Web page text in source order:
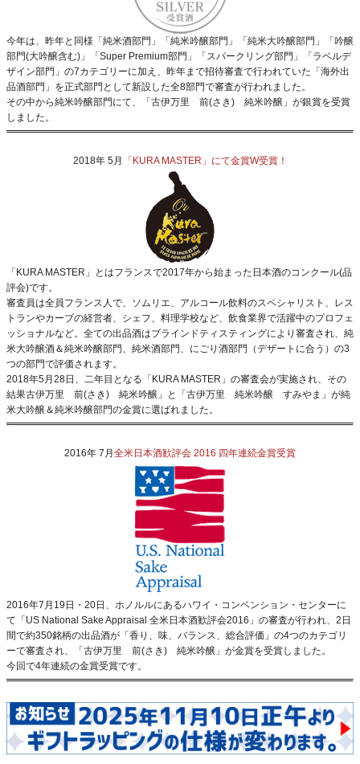
今年は、昨年と同様「純米酒部門」「純米吟醸部門」「純米大吟醸部門」「吟醸
部門(大吟醸含む)」「Super Premium部門」「スパークリング部門」「ラベルデ
ザイン部門」の7カテゴリーに加え、昨年まで招待審査で行われていた「海外出
品酒部門」を正式部門として新設した全8部門で審査が行われました。
その中から純米吟醸部門にて、「古伊万里 前(さき) 純米吟醸」が銀賞を受賞
しました。
2018年 5月 「KURA MASTER」にて金賞W受賞！
「KURA MASTER」とはフランスで2017年から始まった日本酒のコンクール(品
評会)です。
審査員は全員フランス人で、ソムリエ、アルコール飲料のスペシャリスト、レス
トランやカーブの経営者、シェフ、料理学校など、飲食業界で活躍中のプロフェ
ッショナルなど。全ての出品酒はブラインドティスティングにより審査され、純
米大吟醸酒＆純米吟醸部門、純米酒部門、にごり酒部門（デザートに合う）の3
つの部門で評価されます。
2018年5月28日、二年目となる「KURA MASTER」の審査会が実施され、その
結果古伊万里 前(さき) 純米吟醸」と「古伊万里 純米吟醸 すみやま」が純
米大吟醸＆純米吟醸部門の金賞に選ばれました。
2016年 7月 全米日本酒歓評会 2016 四年連続金賞受賞
2016年7月19日・20日、ホノルルにあるハワイ・コンベンション・センターに
て 「US National Sake Appraisal 全米日本酒歓評会2016」 の審査が行われ、2日
間で約350銘柄の出品酒が「香り、味、バランス、総合評価」の4つのカテゴリ
ーで審査され、「古伊万里 前(さき) 純米吟醸」が金賞を受賞しました。
今回で4年連続の金賞受賞です。